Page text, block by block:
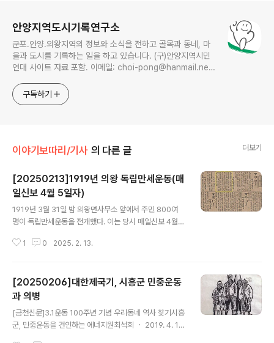
안양지역도시기록연구소
군포.안양.의왕지역의 정보와 소식을 전하고 골목과 동네, 마
을과 도시를 기록하는 일을 하고 있습니다. (구)안양지역시민
연대 사이트 자료 포함. 이메일: choi-pong@hanmail.net
구독하기
이야기보따리/기사 의 다른 글 더보기
[20250213]1919년 의왕 독립만세운동(매
일신보 4월 5일자)
1919년 3월 31일 밤 의왕면사무소 앞에서 주민 800여
명이 독립만세운동을 전개했다. 이는 당시 매일신보 4월5
다. [박철하]일제강점기 시대의 의왕의왕문화원 부설 의왕
이게 되었다. 조선총독은 입법권과 사법권, 행정권, 군사권
을 모두 장악하고 헌병경찰을 동원해 우리 민족을 억압하
고 토지를 비롯한 경제수탈을 자행했다. 1919년 3․1운동
이후 일제는 문화통치를 내세웠지만 이는 민족분열정책에
불과했다. 일제는 중국 침략을 본격화하면서 민족문화를
1 0 2025. 2. 13.
[20250206]대한제국기, 시흥군 민중운동
과 의병
[금천신문]3.1운동 100주년 기념 우리동네 역사 찾기시흥
군, 민중운동을 견인하는 에너지원최석희 ・ 2019. 4. 11.